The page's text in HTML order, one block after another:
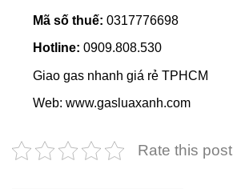
Mã số thuế: 0317776698
Hotline: 0909.808.530
Giao gas nhanh giá rẻ TPHCM
Web: www.gasluaxanh.com
Rate this post